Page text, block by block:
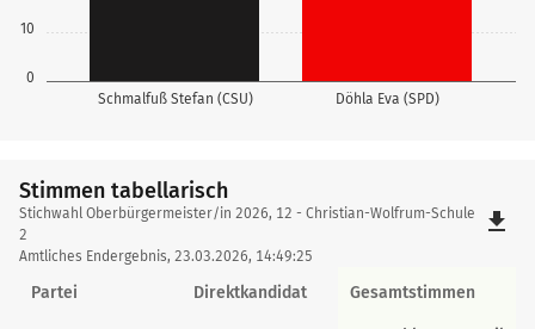
0
10
Schmalfuß Stefan (CSU) Döhla Eva (SPD)
Stimmen tabellarisch
Stimmen
tabellarisch
Stichwahl Oberbürgermeister/in 2026, 12 - Christian-Wolfrum-Schule
2
Amtliches Endergebnis, 23.03.2026, 14:49:25
file_download
Partei Direktkandidat Gesamtstimmen